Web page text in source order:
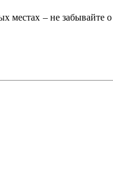
местах – не забывайте